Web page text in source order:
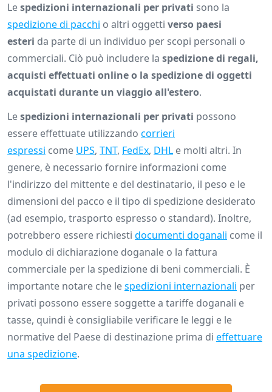
Lespedizioni internazionali per privati sono la
spedizione di pacchi o altri oggetti verso paesi
esteri da parte di un individuo per scopi personali o
commerciali. Ciò può includere la spedizione di regali,
acquisti effettuati online o la spedizione di oggetti
acquistati durante un viaggio all'estero.
Lespedizioni internazionali per privati possono
essere effettuate utilizzando corrieri
espressi come UPS, TNT, FedEx, DHL e molti altri. In
genere, è necessario fornire informazioni come
l'indirizzo del mittente e del destinatario, il peso e le
dimensioni del pacco e il tipo di spedizione desiderato
(ad esempio, trasporto espresso o standard). Inoltre,
potrebbero essere richiesti documenti doganali come il
modulo di dichiarazione doganale o la fattura
commerciale per la spedizione di beni commerciali. È
importante notare che lespedizioni internazionali per
privati possono essere soggette a tariffe doganali e
tasse, quindi è consigliabile verificare le leggi e le
normative del Paese di destinazione prima di effettuare
una spedizione.